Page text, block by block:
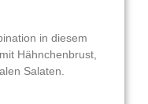
in diesem
Hähnchenbrust,
Salaten.